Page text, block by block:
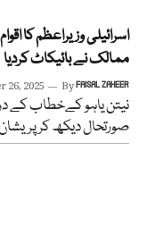
اسرائیلی وزیراعظم کا
ممالک نے بائیکاٹ کردیا
26, 2025 ByFAISAL ZAHEER
نیتن یاہو کےخطاب کے
صورتحال دیکھ کر